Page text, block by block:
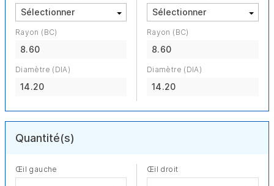
Rayon (BC)
8.60
Diamètre (DIA)
14.20
Rayon (BC)
8.60
Diamètre (DIA)
14.20
Quantité(s)
Œil gauche Œil droit